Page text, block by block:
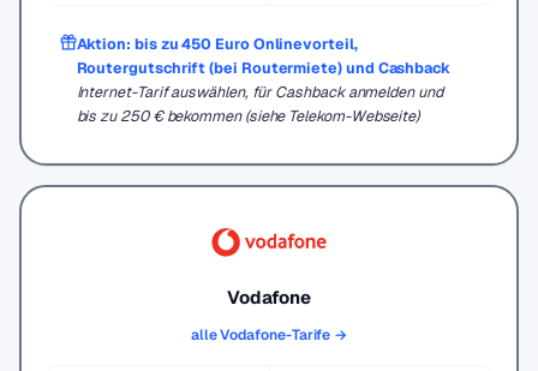
Aktion: bis zu 450 Euro Onlinevorteil,
Routergutschrift (bei Routermiete) und Cashback
Internet-Tarif auswählen, für Cashback anmelden und
bis zu 250 € bekommen (siehe Telekom-Webseite)
Vodafone
alle Vodafone-Tarife →